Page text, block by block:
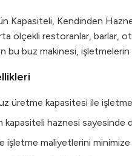
Kendinden
ölçekli restoranlar, barlar,
buz makinesi, işletmelerin
üretme kapasitesi ile
kapasiteli haznesi sayesinde
işletme maliyetlerini minimize